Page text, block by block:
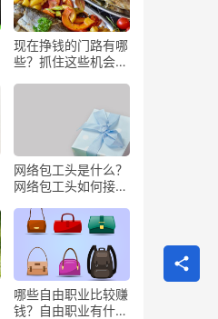
现在挣钱的门路有哪
些？抓住这些机会闷
网络包工头是什么？
网络包工头如何接业
哪些自由职业比较赚
钱？自由职业有什么